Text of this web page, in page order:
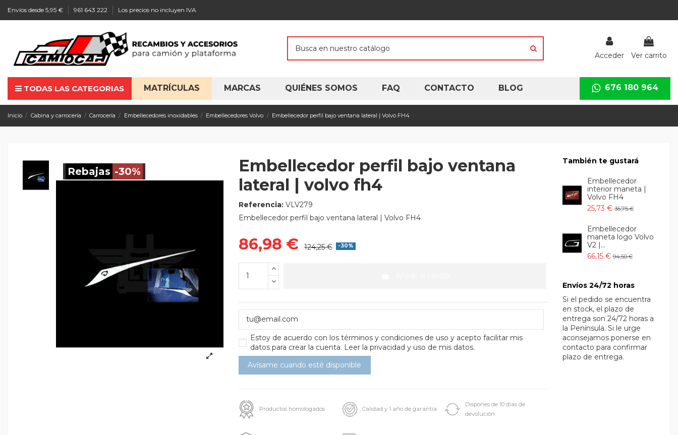
Envíos desde 5,95 € 961 643 222 Los precios no incluyen IVA
Acceder Ver carrito
TODAS LAS CATEGORIAS MATRÍCULAS MARCAS QUIÉNES SOMOS FAQ CONTACTO BLOG 676 180 964
Inicio Cabina y carrocería Carrocería Embellecedores inoxidables Embellecedores Volvo Embellecedor perfil bajo ventana lateral | Volvo FH4
Rebajas -30%
Embellecedor perfil bajo ventana
lateral | volvo fh4
Referencia: VLV279
Embellecedor perfil bajo ventana lateral | Volvo FH4
86,98 € 124,25 € -30%
Estoy de acuerdo con los términos y condiciones de uso y acepto facilitar mis
datos para crear la cuenta. Leer la privacidad y uso de mis datos.
Productos homologados Calidad y 1 año de garantía
Dispones de 10 días de
devolución
También te gustará
Embellecedor
interior maneta |
Volvo FH4
25,73 € 36,75 €
Embellecedor
maneta logo Volvo
V2 |...
66,15 € 94,50 €
Envíos 24/72 horas
Si el pedido se encuentra
en stock, el plazo de
entrega son 24/72 horas a
la Península. Si le urge
aconsejamos ponerse en
contacto para confirmar
plazo de entrega.